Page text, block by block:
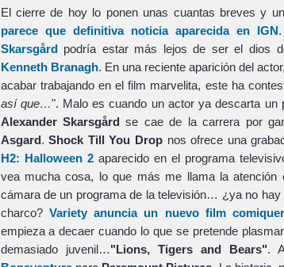
El cierre de hoy lo ponen unas cuantas breves y
parece que definitiva noticia aparecida en IGN
Skarsgårdpodría estar más lejos de ser el dios
Kenneth Branagh. En una reciente aparición del
acabar trabajando en el film marvelita, este ha
así que…". Malo es cuando un actor ya descarta
Alexander Skarsgård se cae de la carrera por
Asgard.Shock Till You Dropnos ofrece una
H2: Halloween 2aparecido en el programa
vea mucha cosa, lo que más me llama la atención
cámara de un programa de la televisión… ¿ya no
charco? Variety anuncia un nuevo film
empieza a decaer cuando lo que se pretende
demasiado juvenil…"Lions, Tigers and Bears".